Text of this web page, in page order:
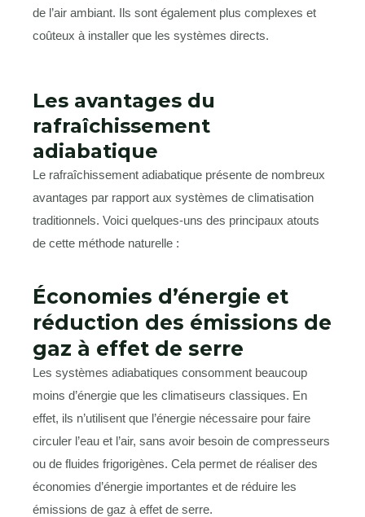
de l’air ambiant. Ils sont également plus complexes et
coûteux à installer que les systèmes directs.
Les avantages du
rafraîchissement
adiabatique
Le rafraîchissement adiabatique présente de nombreux
avantages par rapport aux systèmes de climatisation
traditionnels. Voici quelques-uns des principaux atouts
de cette méthode naturelle :
Économies d’énergie et
réduction des émissions de
gaz à effet de serre
Les systèmes adiabatiques consomment beaucoup
moins d’énergie que les climatiseurs classiques. En
effet, ils n’utilisent que l’énergie nécessaire pour faire
circuler l’eau et l’air, sans avoir besoin de compresseurs
ou de fluides frigorigènes. Cela permet de réaliser des
économies d’énergie importantes et de réduire les
émissions de gaz à effet de serre.